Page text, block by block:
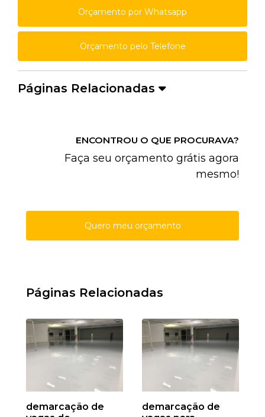
Orçamento por Whatsapp
Orçamento pelo Telefone
Páginas Relacionadas
ENCONTROU O QUE PROCURAVA?
Faça seu orçamento grátis agora
mesmo!
Quero meu orçamento
Páginas Relacionadas
demarcação de
demarcação de